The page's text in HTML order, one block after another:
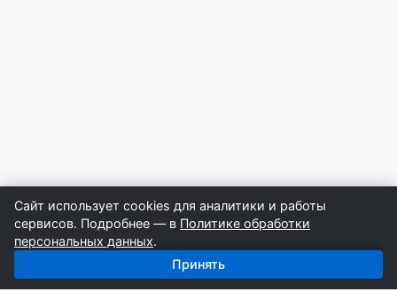
Получить базу: Бетон — 3 751 поставщиков
Сайт использует cookies для аналитики и работы
сервисов. Подробнее — в Политике обработки
персональных данных.
Принять